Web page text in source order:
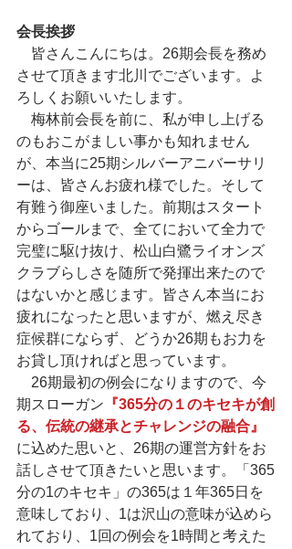
会長挨拶
皆さんこんにちは。26期会長を務め
させて頂きます北川でございます。よ
ろしくお願いいたします。
梅林前会長を前に、私が申し上げる
のもおこがましい事かも知れません
が、本当に25期シルバーアニバーサリ
ーは、皆さんお疲れ様でした。そして
有難う御座いました。前期はスタート
からゴールまで、全てにおいて全力で
完璧に駆け抜け、松山白鷺ライオンズ
クラブらしさを随所で発揮出来たので
はないかと感じます。皆さん本当にお
疲れになったと思いますが、燃え尽き
症候群にならず、どうか26期もお力を
お貸し頂ければと思っています。
26期最初の例会になりますので、今
期スローガン 『365分の１のキセキが創
る、伝統の継承とチャレンジの融合』
に込めた思いと、26期の運営方針をお
話しさせて頂きたいと思います。「365
分の1のキセキ」の365は１年365日を
意味しており、1は沢山の意味が込めら
れており、1回の例会を1時間と考えた